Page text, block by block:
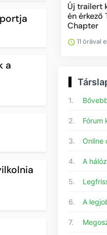
a
Új trailert
én érkező
Chapter
11 órával
1.
2. Fórum
3. Online
4. A
5.
6. A
7.